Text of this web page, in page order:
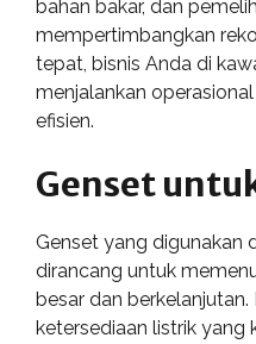
bahan bakar, dan
mempertimbangkan
tepat, bisnis Anda di
menjalankan
efisien.
Genset
Genset yang digunakan
dirancang untuk
besar dan
ketersediaan listrik yang